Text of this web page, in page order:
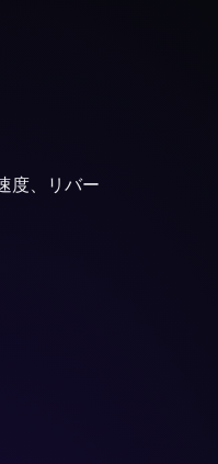
度、リバー